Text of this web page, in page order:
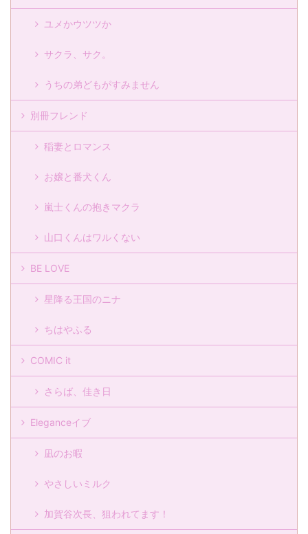
ユメかウツツか
サクラ、サク。
うちの弟どもがすみません
別冊フレンド
稲妻とロマンス
お嬢と番犬くん
嵐士くんの抱きマクラ
山口くんはワルくない
BE LOVE
星降る王国のニナ
ちはやふる
COMIC it
さらば、佳き日
Eleganceイブ
凪のお暇
やさしいミルク
加賀谷次長、狙われてます！